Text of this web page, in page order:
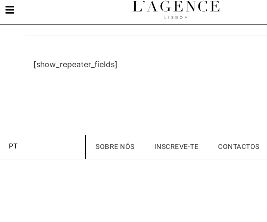
[show_repeater_fields]
PT SOBRE NÓS INSCREVE-TE CONTACTOS